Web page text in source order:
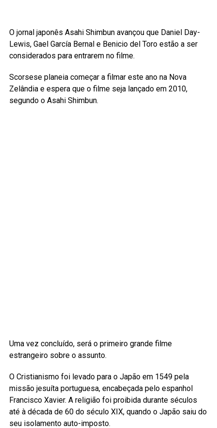
O jornal japonês Asahi Shimbun avançou que Daniel Day-
Lewis, Gael García Bernal e Benicio del Toro estão a ser
considerados para entrarem no filme.
Scorsese planeia começar a filmar este ano na Nova
Zelândia e espera que o filme seja lançado em 2010,
segundo o Asahi Shimbun.
Uma vez concluído, será o primeiro grande filme
estrangeiro sobre o assunto.
O Cristianismo foi levado para o Japão em 1549 pela
missão jesuíta portuguesa, encabeçada pelo espanhol
Francisco Xavier. A religião foi proibida durante séculos
até à década de 60 do século XIX, quando o Japão saiu do
seu isolamento auto-imposto.